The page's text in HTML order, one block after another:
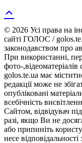
© 2026 Усі права на
сайті ГОЛОС /
законодавством про
При використанні,
фото-
golos.te.ua має
редакції може не
опубліковані
всебічність
Сайтом, відвідувач
разі, якщо Ви не
або припиніть
несе